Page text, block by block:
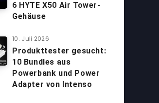
6 HYTE X50 Air Tower-
Gehäuse
10. Juli 2026
Produkttester gesucht:
10 Bundles aus
Powerbank und Power
Adapter von Intenso